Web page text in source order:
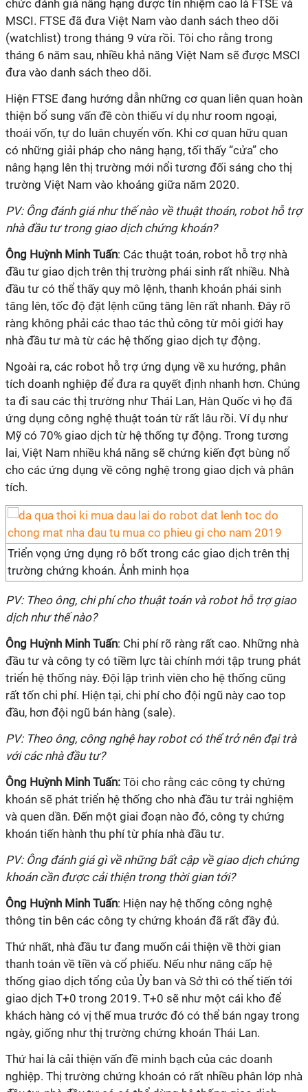
chức đánh giá nâng hạng được tín nhiệm cao là FTSE và
MSCI. FTSE đã đưa Việt Nam vào danh sách theo dõi
(watchlist) trong tháng 9 vừa rồi. Tôi cho rằng trong
tháng 6 năm sau, nhiều khả năng Việt Nam sẽ được MSCI
đưa vào danh sách theo dõi.
Hiện FTSE đang hướng dẫn những cơ quan liên quan hoàn
thiện bổ sung vấn đề còn thiếu ví dụ như room ngoại,
thoái vốn, tự do luân chuyển vốn. Khi cơ quan hữu quan
có những giải pháp cho nâng hạng, tối thấy “cửa” cho
nâng hạng lên thị trường mới nổi tương đối sáng cho thị
trường Việt Nam vào khoảng giữa năm 2020.
PV: Ông đánh giá như thế nào về thuật thoán, robot hỗ trợ
nhà đầu tư trong giao dịch chứng khoán?
Ông Huỳnh Minh Tuấn: Các thuật toán, robot hỗ trợ nhà
đầu tư giao dịch trên thị trường phái sinh rất nhiều. Nhà
đầu tư có thể thấy quy mô lệnh, thanh khoản phái sinh
tăng lên, tốc độ đặt lệnh cũng tăng lên rất nhanh. Đây rõ
ràng không phải các thao tác thủ công từ môi giới hay
nhà đầu tư mà từ các hệ thống giao dịch tự động.
Ngoài ra, các robot hỗ trợ ứng dụng về xu hướng, phân
tích doanh nghiệp để đưa ra quyết định nhanh hơn. Chúng
ta đi sau các thị trường như Thái Lan, Hàn Quốc vì họ đã
ứng dụng công nghệ thuật toán từ rất lâu rồi. Ví dụ như
Mỹ có 70% giao dịch từ hệ thống tự động. Trong tương
lai, Việt Nam nhiều khả năng sẽ chứng kiến đợt bùng nổ
cho các ứng dụng về công nghệ trong giao dịch và phân
tích.
Triển vọng ứng dụng rô bốt trong các giao dịch trên thị
trường chứng khoán. Ảnh minh họa
PV: Theo ông, chi phí cho thuật toán và robot hỗ trợ giao
dịch như thế nào?
Ông Huỳnh Minh Tuấn: Chi phí rõ ràng rất cao. Những nhà
đầu tư và công ty có tiềm lực tài chính mới tập trung phát
triển hệ thống này. Đội lập trình viên cho hệ thống cũng
rất tốn chi phí. Hiện tại, chi phí cho đội ngũ này cao top
đầu, hơn đội ngũ bán hàng (sale).
PV: Theo ông, công nghệ hay robot có thể trở nên đại trà
với các nhà đầu tư?
Ông Huỳnh Minh Tuấn: Tôi cho rằng các công ty chứng
khoán sẽ phát triển hệ thống cho nhà đầu tư trải nghiệm
và quen dần. Đến một giai đoạn nào đó, công ty chứng
khoán tiến hành thu phí từ phía nhà đầu tư.
PV: Ông đánh giá gì về những bất cập về giao dịch chứng
khoán cần được cải thiện trong thời gian tới?
Ông Huỳnh Minh Tuấn: Hiện nay hệ thống công nghệ
thông tin bên các công ty chứng khoán đã rất đầy đủ.
Thứ nhất, nhà đầu tư đang muốn cải thiện về thời gian
thanh toán về tiền và cổ phiếu. Nếu như nâng cấp hệ
thống giao dịch tổng của Ủy ban và Sở thì có thể tiến tới
giao dịch T+0 trong 2019. T+0 sẽ như một cái kho để
khách hàng có vị thế mua trước đó có thể bán ngay trong
ngày, giống như thị trường chứng khoán Thái Lan.
Thứ hai là cải thiện vấn đề minh bạch của các doanh
nghiệp. Thị trường chứng khoán có rất nhiều phân lớp nhà